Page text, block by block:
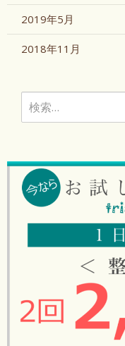
2019年5月
2018年11月
検
索: